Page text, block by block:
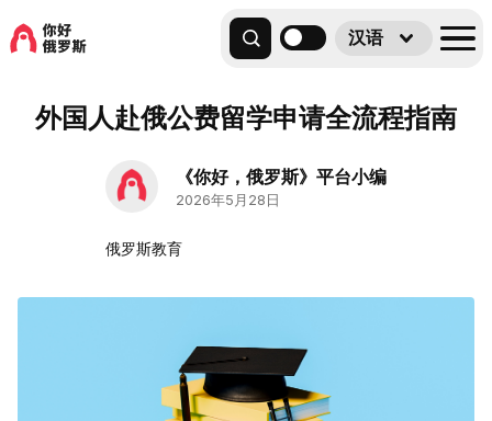
汉语
外国人赴俄公费留学申请全流程指南
《你好，俄罗斯》平台小编
2026年5月28日
俄罗斯教育